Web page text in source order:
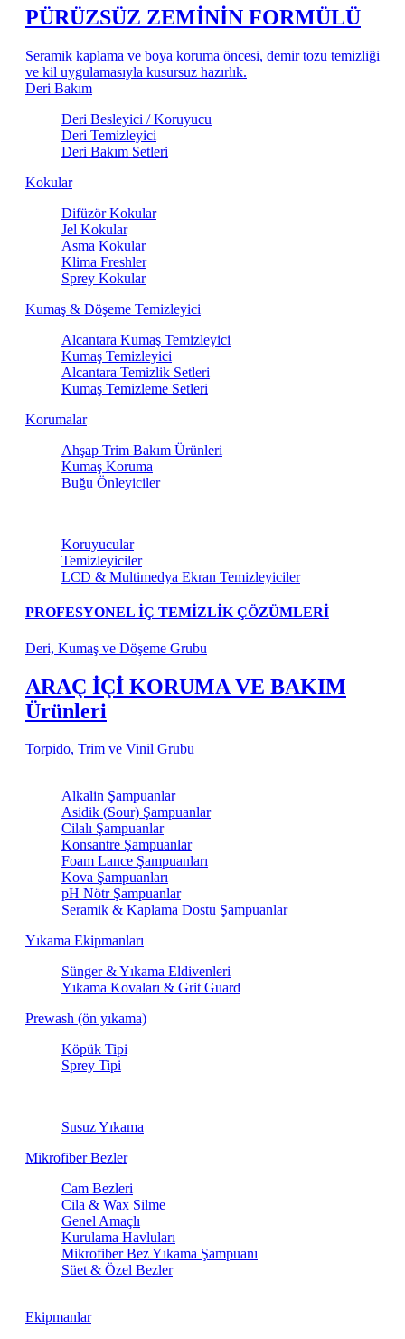
PÜRÜZSÜZ ZEMİNİN FORMÜLÜ
Seramik kaplama ve boya koruma öncesi, demir tozu temizliği
ve kil uygulamasıyla kusursuz hazırlık.
Deri Bakım
Deri Besleyici / Koruyucu
Deri Temizleyici
Deri Bakım Setleri
Kokular
Difüzör Kokular
Jel Kokular
Asma Kokular
Klima Freshler
Sprey Kokular
Kumaş & Döşeme Temizleyici
Alcantara Kumaş Temizleyici
Kumaş Temizleyici
Alcantara Temizlik Setleri
Kumaş Temizleme Setleri
Korumalar
Ahşap Trim Bakım Ürünleri
Kumaş Koruma
Buğu Önleyiciler
Koruyucular
Temizleyiciler
LCD & Multimedya Ekran Temizleyiciler
PROFESYONEL İÇ TEMİZLİK ÇÖZÜMLERİ
Deri, Kumaş ve Döşeme Grubu
ARAÇ İÇİ KORUMA VE BAKIM
Ürünleri
Torpido, Trim ve Vinil Grubu
Alkalin Şampuanlar
Asidik (Sour) Şampuanlar
Cilalı Şampuanlar
Konsantre Şampuanlar
Foam Lance Şampuanları
Kova Şampuanları
pH Nötr Şampuanlar
Seramik & Kaplama Dostu Şampuanlar
Yıkama Ekipmanları
Sünger & Yıkama Eldivenleri
Yıkama Kovaları & Grit Guard
Prewash (ön yıkama)
Köpük Tipi
Sprey Tipi
Susuz Yıkama
Mikrofiber Bezler
Cam Bezleri
Cila & Wax Silme
Genel Amaçlı
Kurulama Havluları
Mikrofiber Bez Yıkama Şampuanı
Süet & Özel Bezler
Ekipmanlar